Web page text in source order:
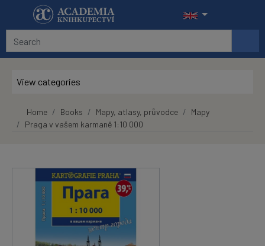
Skip to main content
View categories
Home Books Mapy, atlasy, průvodce
Mapy
Praga v vašem karmaně 1:10 000